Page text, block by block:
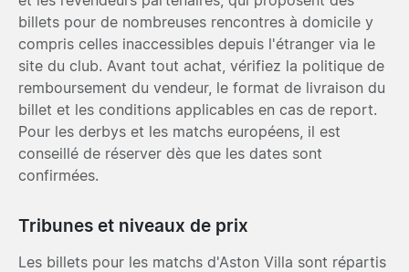
billets pour de nombreuses rencontres à domicile y
compris celles inaccessibles depuis l'étranger via le
site du club. Avant tout achat, vérifiez la politique de
remboursement du vendeur, le format de livraison du
billet et les conditions applicables en cas de report.
Pour les derbys et les matchs européens, il est
conseillé de réserver dès que les dates sont
confirmées.
Tribunes et niveaux de prix
Les billets pour les matchs d'Aston Villa sont répartis